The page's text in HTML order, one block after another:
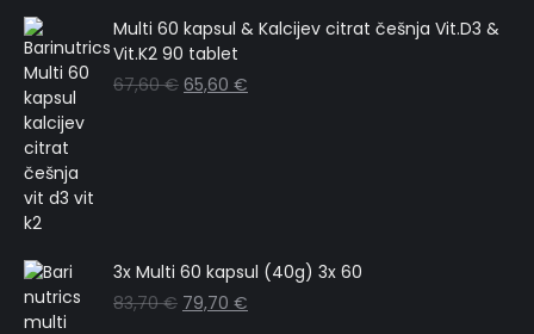
Multi 60 kapsul & Kalcijev citrat češnja Vit.D3 &
Vit.K2 90 tablet
67,60€ 65,60 €
3x Multi 60 kapsul (40g) 3x 60
83,70€ 79,70 €